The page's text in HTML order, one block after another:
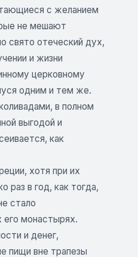
с желанием
не мешают
свято отеческий дух,
и жизни
церковному
одним и тем же.
в полном
выгодой и
как
хотя при их
раз в год, как тогда,
стало
его монастырях.
и денег,
пищи вне трапезы